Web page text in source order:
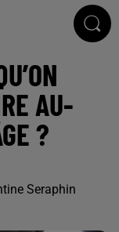
AU-
?
Seraphin